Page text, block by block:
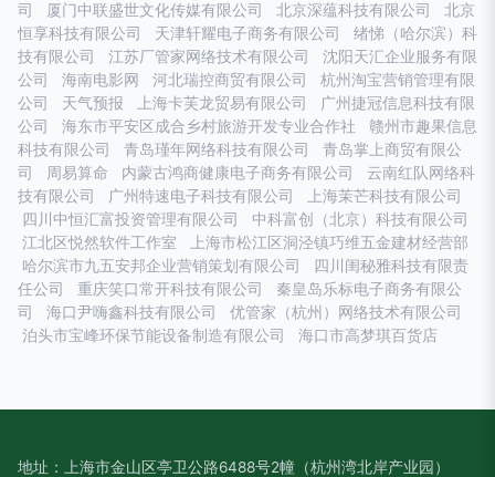
司
厦门中联盛世文化传媒有限公司 北京深蕴科技有限公司
北京
恒享科技有限公司
天津轩耀电子商务有限公司
绪悌（哈尔滨）科
技有限公司
江苏厂管家网络技术有限公司
沈阳天汇企业服务有限
公司
海南电影网 河北瑞控商贸有限公司
杭州淘宝营销管理有限
公司
天气预报 上海卡芙龙贸易有限公司
广州捷冠信息科技有限
公司
海东市平安区成合乡村旅游开发专业合作社
赣州市趣果信息
科技有限公司
青岛瑾年网络科技有限公司
青岛掌上商贸有限公
司
周易算命 内蒙古鸿商健康电子商务有限公司
云南红队网络科
技有限公司
广州特速电子科技有限公司
上海茉芒科技有限公司
四川中恒汇富投资管理有限公司
中科富创（北京）科技有限公司
江北区悦然软件工作室
上海市松江区洞泾镇巧维五金建材经营部
哈尔滨市九五安邦企业营销策划有限公司
四川闺秘雅科技有限责
任公司
重庆笑口常开科技有限公司
秦皇岛乐标电子商务有限公
司
海口尹嗨鑫科技有限公司
优管家（杭州）网络技术有限公司
泊头市宝峰环保节能设备制造有限公司
海口市高梦琪百货店
地址：上海市金山区亭卫公路6488号2幢（杭州湾北岸产业园）